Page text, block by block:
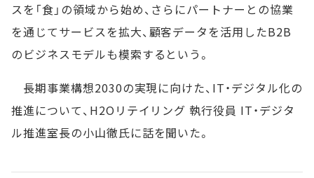
スを「食」の領域から始め、さらにパートナーとの協業
を通じてサービスを拡大、顧客データを活用したB2B
のビジネスモデルも模索するという。
長期事業構想2030の実現に向けた、IT・デジタル化の
推進について、H2Oリテイリング 執行役員 IT・デジタ
ル推進室長の小山徹氏に話を聞いた。